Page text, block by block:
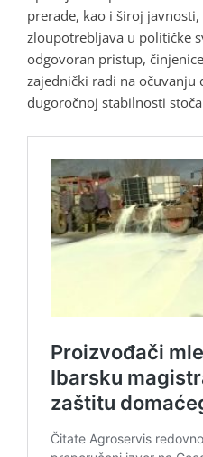
prerade, kao i široj
zloupotrebljava u političke
odgovoran pristup,
zajednički radi na očuvanju
dugoročnoj stabilnosti